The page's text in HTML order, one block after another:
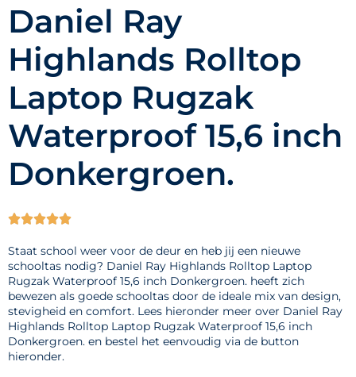
Daniel Ray
Highlands Rolltop
Laptop Rugzak
Waterproof 15,6 inch
Donkergroen.

Staat school weer voor de deur en heb jij een nieuwe
schooltas nodig? Daniel Ray Highlands Rolltop Laptop
Rugzak Waterproof 15,6 inch Donkergroen. heeft zich
bewezen als goede schooltas door de ideale mix van design,
stevigheid en comfort. Lees hieronder meer over Daniel Ray
Highlands Rolltop Laptop Rugzak Waterproof 15,6 inch
Donkergroen. en bestel het eenvoudig via de button
hieronder.